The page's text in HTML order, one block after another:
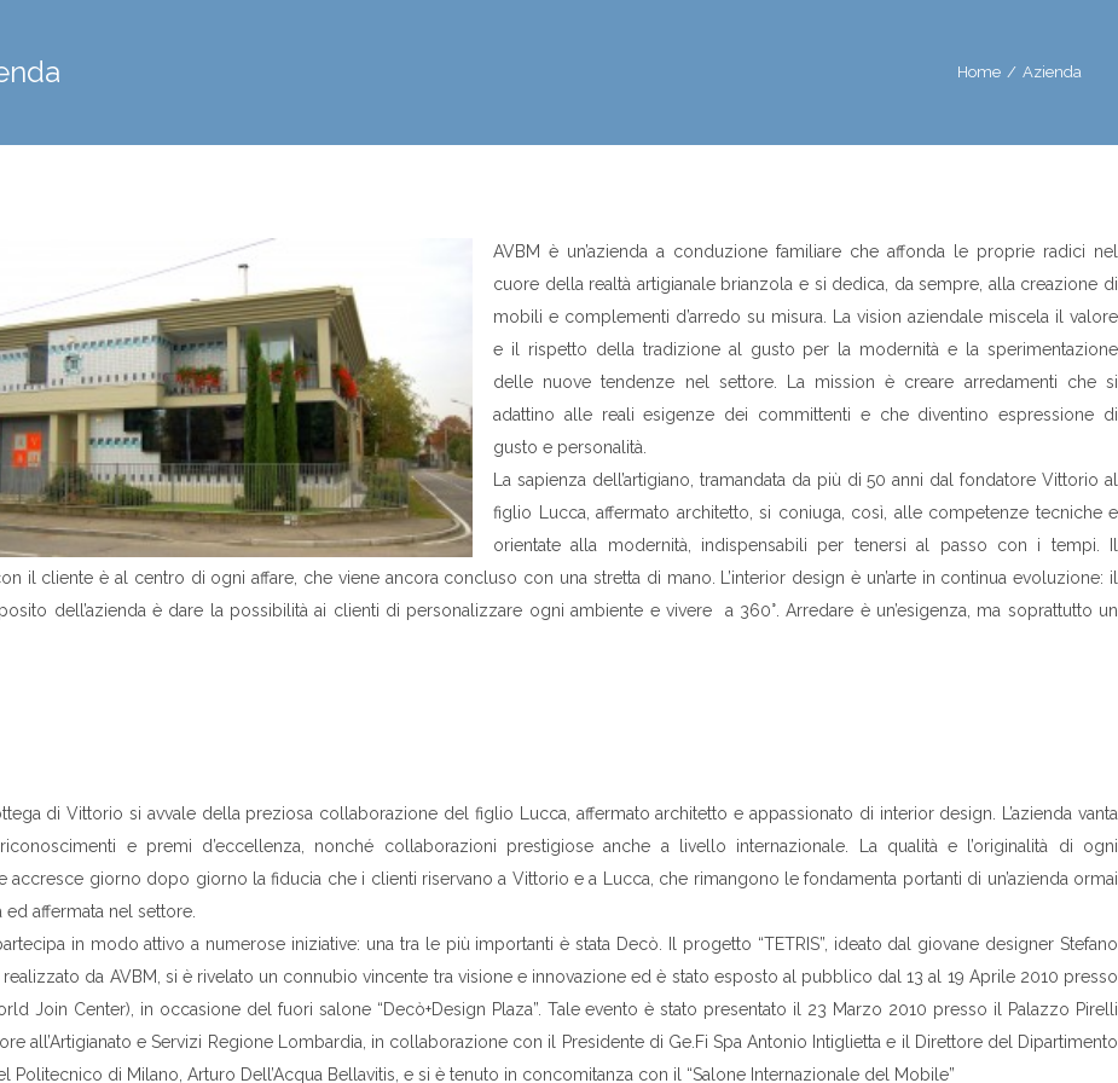
Home / Azienda
AVBM è un’azienda a conduzione familiare che affonda le proprie radici nel
cuore della realtà artigianale brianzola e si dedica, da sempre, alla creazione di
mobili e complementi d’arredo su misura. La vision aziendale miscela il valore
e il rispetto della tradizione al gusto per la modernità e la sperimentazione
delle nuove tendenze nel settore. La mission è creare arredamenti che si
adattino alle reali esigenze dei committenti e che diventino espressione di
gusto e personalità.
La sapienza dell’artigiano, tramandata da più di 50 anni dal fondatore Vittorio al
figlio Lucca, affermato architetto, si coniuga, così, alle competenze tecniche e
orientate alla modernità, indispensabili per tenersi al passo con i tempi. Il
il cliente è al centro di ogni affare, che viene ancora concluso con una stretta di mano. L’interior design è un’arte in continua evoluzione: il
dell’azienda è dare la possibilità ai clienti di personalizzare ogni ambiente e vivere a 360°. Arredare è un’esigenza, ma soprattutto un
di Vittorio si avvale della preziosa collaborazione del figlio Lucca, affermato architetto e appassionato di interior design. L’azienda vanta
e premi d’eccellenza, nonché collaborazioni prestigiose anche a livello internazionale. La qualità e l’originalità di ogni
accresce giorno dopo giorno la fiducia che i clienti riservano a Vittorio e a Lucca, che rimangono le fondamenta portanti di un’azienda ormai
ed affermata nel settore.
partecipa in modo attivo a numerose iniziative: una tra le più importanti è stata Decò. Il progetto “TETRIS”, ideato dal giovane designer Stefano
realizzato da AVBM, si è rivelato un connubio vincente tra visione e innovazione ed è stato esposto al pubblico dal 13 al 19 Aprile 2010 presso
Join Center), in occasione del fuori salone “Decò+Design Plaza”. Tale evento è stato presentato il 23 Marzo 2010 presso il Palazzo Pirelli
all’Artigianato e Servizi Regione Lombardia, in collaborazione con il Presidente di Ge.Fi Spa Antonio Intiglietta e il Direttore del Dipartimento
Politecnico di Milano, Arturo Dell’Acqua Bellavitis, e si è tenuto in concomitanza con il “Salone Internazionale del Mobile”